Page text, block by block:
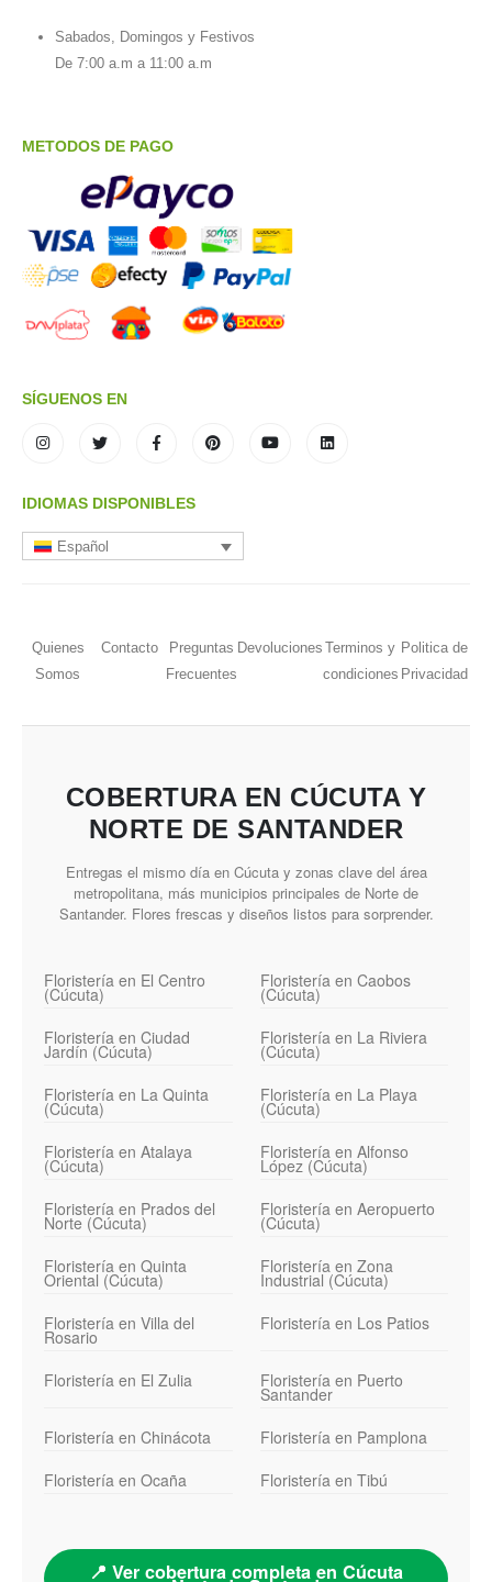
Sabados, Domingos y Festivos
De 7:00 a.m a 11:00 a.m
METODOS DE PAGO
SÍGUENOS EN
IDIOMAS DISPONIBLES
Español
Quienes
Somos
Contacto
Preguntas
Frecuentes
Devoluciones Terminos y
condiciones
Politica de
Privacidad
COBERTURA EN CÚCUTA Y
NORTE DE SANTANDER
Entregas el mismo día en Cúcuta y zonas clave del área
metropolitana, más municipios principales de Norte de
Santander. Flores frescas y diseños listos para sorprender.
Floristería en El Centro
(Cúcuta)
Floristería en Caobos
(Cúcuta)
Floristería en Ciudad
Jardín (Cúcuta)
Floristería en La Riviera
(Cúcuta)
Floristería en La Quinta
(Cúcuta)
Floristería en La Playa
(Cúcuta)
Floristería en Atalaya
(Cúcuta)
Floristería en Alfonso
López (Cúcuta)
Floristería en Prados del
Norte (Cúcuta)
Floristería en Aeropuerto
(Cúcuta)
Floristería en Quinta
Oriental (Cúcuta)
Floristería en Zona
Industrial (Cúcuta)
Floristería en Villa del
Rosario
Floristería en Los Patios
Floristería en El Zulia Floristería en Puerto
Santander
Floristería en Chinácota
Floristería en Pamplona
Floristería en Ocaña
Floristería en Tibú
📍 Ver cobertura completa en Cúcuta